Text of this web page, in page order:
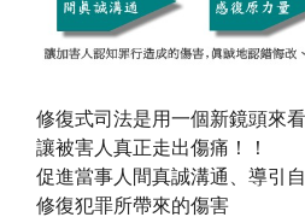
修復式司法是用一個新鏡頭來
讓被害人真正走出傷痛！！
促進當事人間真誠溝通、導引
修復犯罪所帶來的傷害